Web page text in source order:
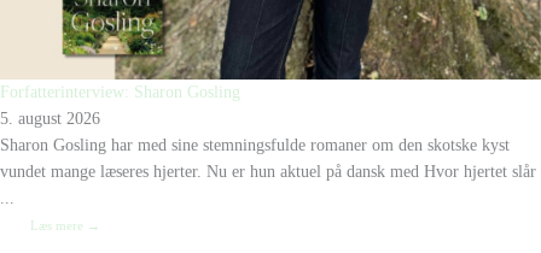
Forfatterinterview: Sharon Gosling
5. august 2026
Sharon Gosling har med sine stemningsfulde romaner om den skotske kyst
vundet mange læseres hjerter. Nu er hun aktuel på dansk med Hvor hjertet slår
Læs mere →